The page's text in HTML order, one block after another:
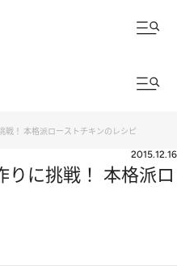
戦！ 本格派ローストチキンのレシピ
2015.12.16
りに挑戦！ 本格派ロ